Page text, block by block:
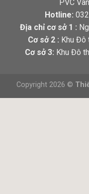
PVC
Hotline:
Địa chỉ cơ sở 1 :
Cơ sở 2 : Khu Đô
Cơ sở 3: Khu Đô
Copyright 2026 ©